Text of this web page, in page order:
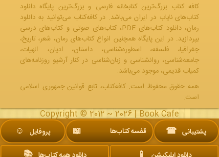
کافه کتاب بزرگ‌ترین کتابخانه فارسی و بزرگ‌ترین پایگاه دانلود
کتاب‌های نایاب در ایران می‌باشد. در کافه‌کتاب می‌توانید به دانلود
رمان، دانلود کتاب‌های PDF، کتاب‌های صوتی و کتاب‌های درسی
بپردازید. در این پایگاه همچنین انواع کتاب‌های رمان، شعر، تاریخ،
جغرافیا، فلسفه، اسطوره‌شناسی، داستان، ادیان، الهیات،
جامعه‌شناسی، روانشناسی و زبان‌شناسی در کنار آرشیو روزنامه‌های
کمیاب قدیمی، موجود می‌باشد.
همه حقوق محفوظ است. کافه‌کتاب، تابع قوانین جمهوری‌ اسلامی
است.
Copyright © 2012 ~ 2026 | Book Cafe
پشتیبانی ☎ قفسه کتاب‌ها 📖 پروفایل ☺︎